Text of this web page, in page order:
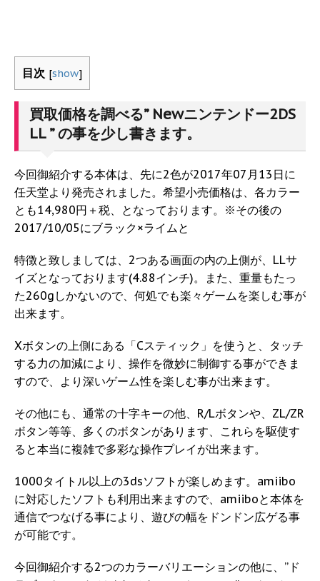
目次 [show]
買取価格を調べる” Newニンテンドー2DS
LL ” の事を少し書きます。
今回御紹介する本体は、先に2色が2017年07月13日に
任天堂より発売されました。希望小売価格は、各カラー
とも14,980円＋税、となっております。※その後の
2017/10/05にブラック×ライムと
特徴と致しましては、2つある画面の内の上側が、LLサ
イズとなっております(4.88インチ)。また、重量もたっ
た260gしかないので、何処でも楽々ゲームを楽しむ事が
出来ます。
Xボタンの上側にある「Cスティック」を使うと、タッチ
する力の加減により、操作を微妙に制御する事ができま
すので、より深いゲーム性を楽しむ事が出来ます。
その他にも、通常の十字キーの他、R/Lボタンや、ZL/ZR
ボタン等等、多くのボタンがあります、これらを駆使す
ると本当に複雑で多彩な操作プレイが出来ます。
1000タイトル以上の3dsソフトが楽しめます。amiibo
に対応したソフトも利用出来ますので、amiiboと本体を
通信でつなげる事により、遊びの幅をドンドン広ゲる事
が可能です。
今回御紹介する2つのカラーバリエーションの他に、”ド